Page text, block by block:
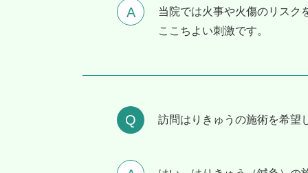
当院では火事や火傷のリスク
ここちよい刺激です。
訪問はりきゅうの施術を希望